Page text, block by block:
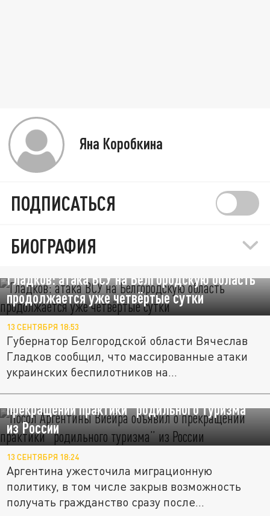
Яна Коробкина
ПОДПИСАТЬСЯ
БИОГРАФИЯ
Гладков: атака ВСУ на Белгородскую область
продолжается уже четвёртые сутки
13 СЕНТЯБРЯ 18:53
Губернатор Белгородской области Вячеслав
Гладков сообщил, что массированные атаки
украинских беспилотников на...
Посол Аргентины Виейра объявил о
прекращении практики “родильного туризма”
из России
13 СЕНТЯБРЯ 18:24
Аргентина ужесточила миграционную
политику, в том числе закрыв возможность
получать гражданство сразу после...